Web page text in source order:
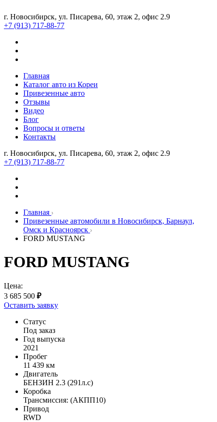
г. Новосибирск, ул. Писарева, 60, этаж 2, офис 2.9
+7 (913) 717-88-77
Главная
Каталог авто из Кореи
Привезенные авто
Отзывы
Видео
Блог
Вопросы и ответы
Контакты
г. Новосибирск, ул. Писарева, 60, этаж 2, офис 2.9
+7 (913) 717-88-77
Главная
Привезенные автомобили в Новосибирск, Барнаул,
Омск и Красноярск
FORD MUSTANG
FORD MUSTANG
Цена:
3 685 500 ₽
Оставить заявку
Статус
Под заказ
Год выпуска
2021
Пробег
11 439 км
Двигатель
БЕНЗИН 2.3 (291л.с)
Коробка
Трансмиссия: (АКПП10)
Привод
RWD